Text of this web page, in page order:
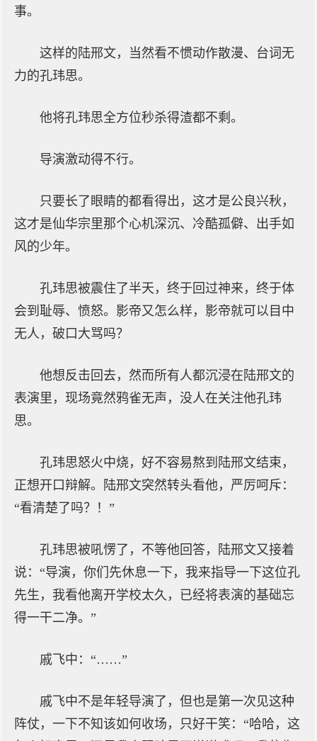
事。
这样的陆邢文，当然看不惯动作散漫、台词无
力的孔玮思。
他将孔玮思全方位秒杀得渣都不剩。
导演激动得不行。
只要长了眼睛的都看得出，这才是公良兴秋，
这才是仙华宗里那个心机深沉、冷酷孤僻、出手如
风的少年。
孔玮思被震住了半天，终于回过神来，终于体
会到耻辱、愤怒。影帝又怎么样，影帝就可以目中
无人，破口大骂吗？
他想反击回去，然而所有人都沉浸在陆邢文的
表演里，现场竟然鸦雀无声，没人在关注他孔玮
思。
孔玮思怒火中烧，好不容易熬到陆邢文结束，
正想开口辩解。陆邢文突然转头看他，严厉呵斥：
“看清楚了吗？！”
孔玮思被吼愣了，不等他回答，陆邢文又接着
说：“导演，你们先休息一下，我来指导一下这位孔
先生，我看他离开学校太久，已经将表演的基础忘
得一干二净。”
戚飞中：“……”
戚飞中不是年轻导演了，但也是第一次见这种
阵仗，一下不知该如何收场，只好干笑：“哈哈，这